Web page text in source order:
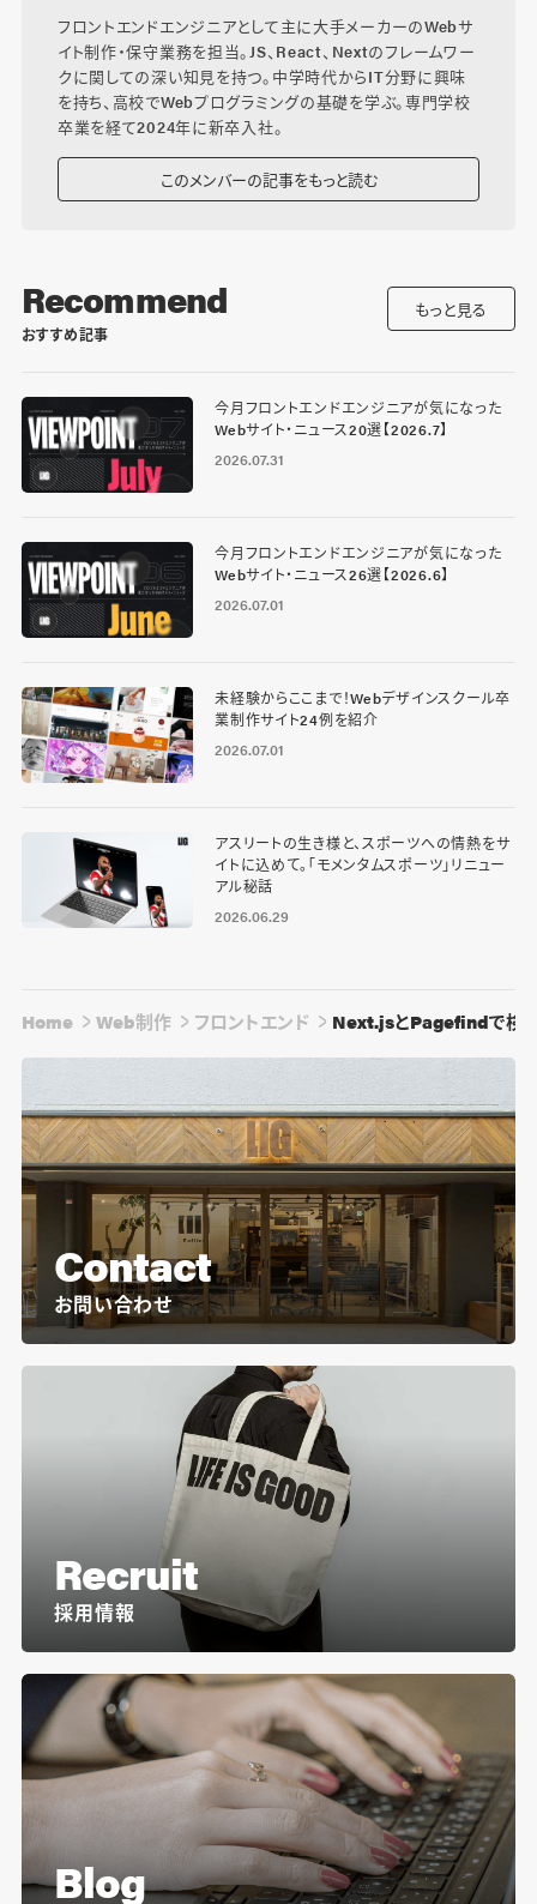
フロントエンドエンジニアとして主に大手メーカーのWebサ
イト制作・保守業務を担当。JS、React、Nextのフレームワー
クに関しての深い知見を持つ。中学時代からIT分野に興味
を持ち、高校でWebプログラミングの基礎を学ぶ。専門学校
卒業を経て2024年に新卒入社。
このメンバーの記事をもっと読む
Recommend
おすすめ記事
もっと見る
今月フロントエンドエンジニアが気になった
Webサイト・ニュース20選【2026.7】
2026.07.31
今月フロントエンドエンジニアが気になった
Webサイト・ニュース26選【2026.6】
2026.07.01
未経験からここまで！Webデザインスクール卒
業制作サイト24例を紹介
2026.07.01
アスリートの生き様と、スポーツへの情熱をサ
イトに込めて。「モメンタムスポーツ」リニュー
アル秘話
2026.06.29
Home Web制作 フロントエンド Next.jsとPagefindで検
Contact
お問い合わせ
Recruit
採用情報
Blog